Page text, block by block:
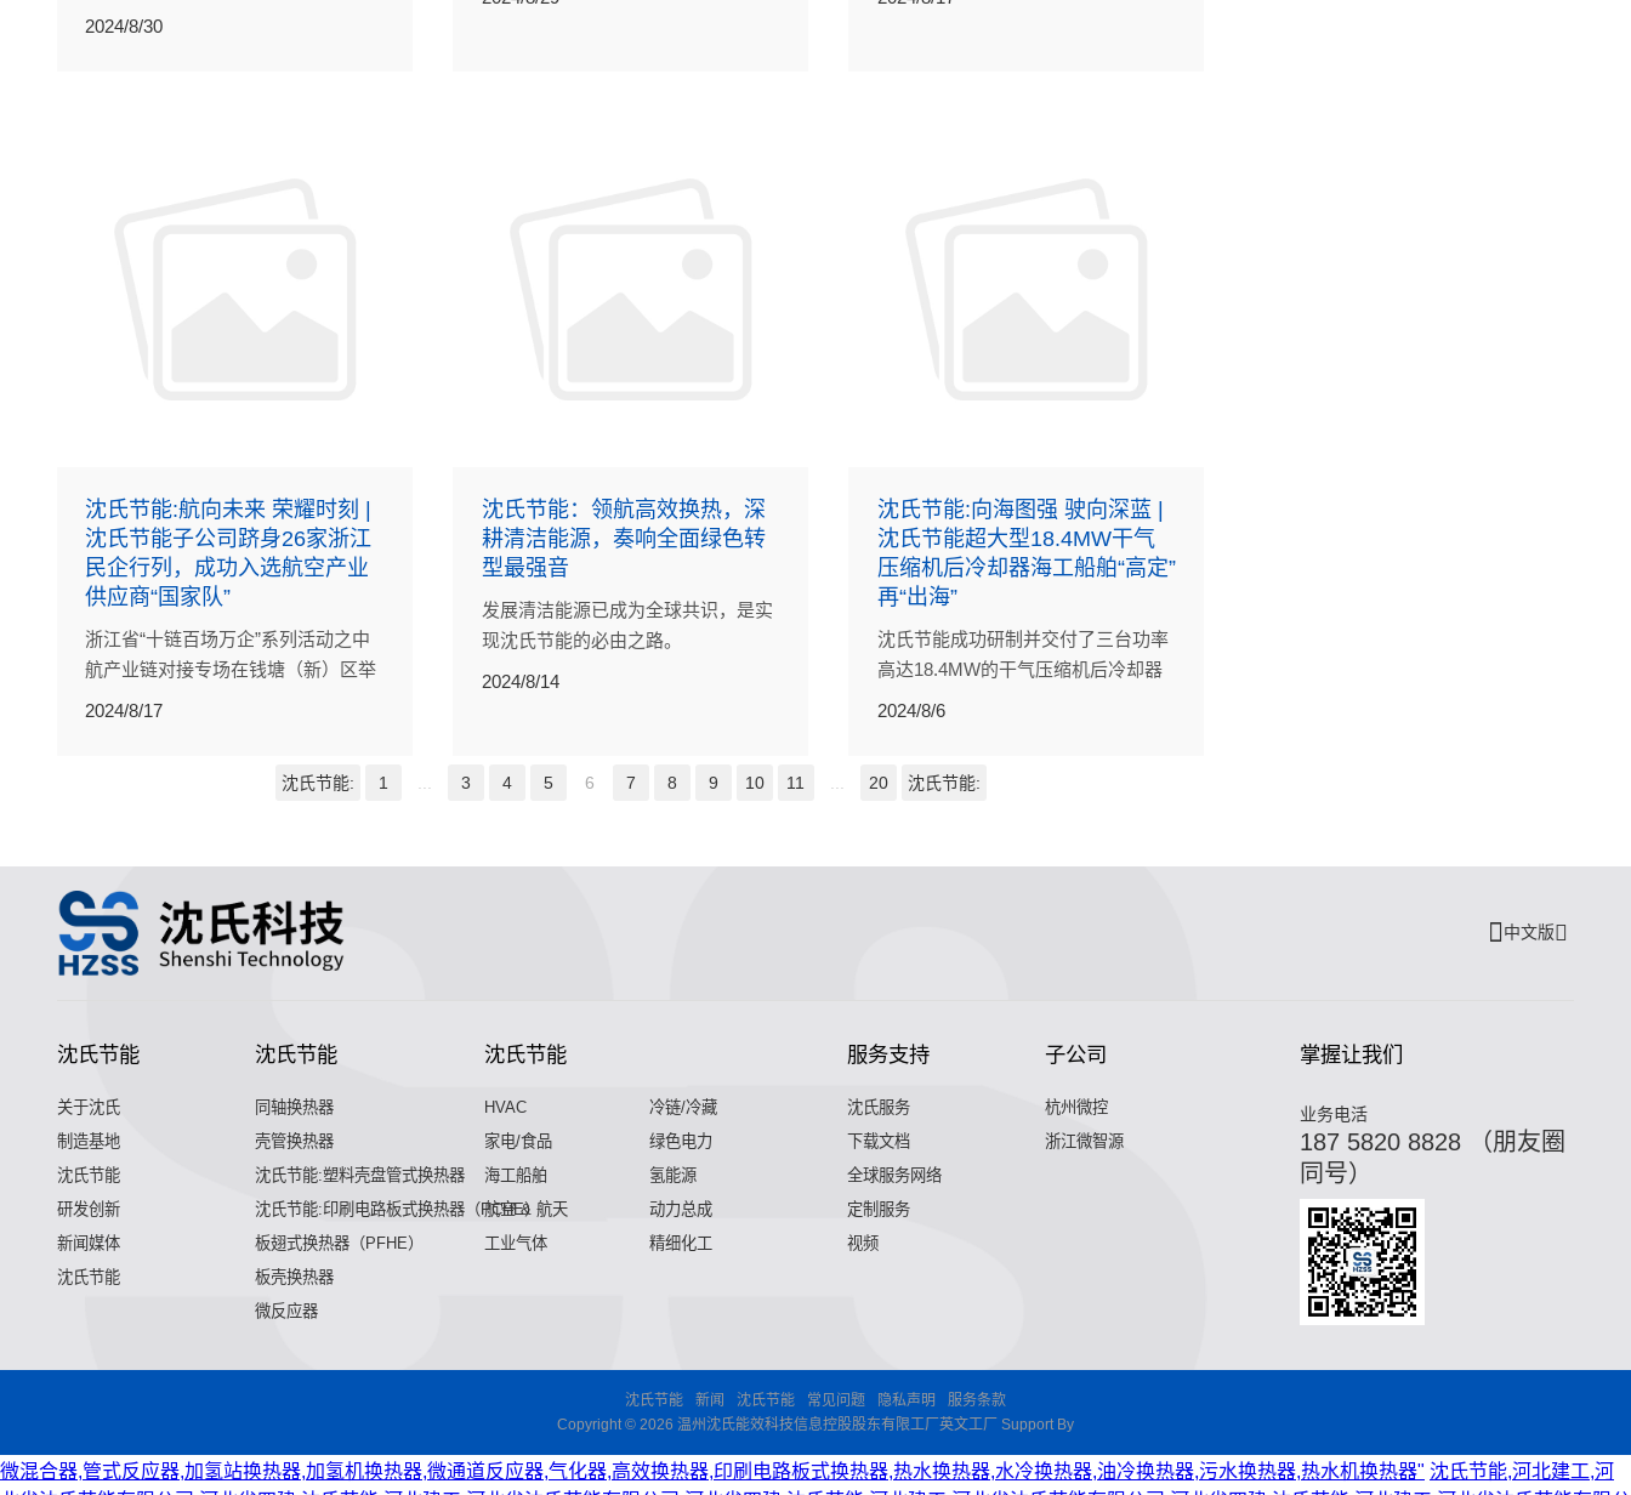
付6台压缩机后冷却器（PCHE）。
2024/8/30
沈氏节能:航向未来 荣耀时刻 |
沈氏节能子公司跻身26家浙江
民企行列，成功入选航空产业
供应商“国家队”
浙江省“十链百场万企”系列活动之中
航产业链对接专场在钱塘（新）区举
行，吸引了170余家浙江省航空产业
2024/8/17
沈氏节能：领航高效换热，深
耕清洁能源，奏响全面绿色转
型最强音
发展清洁能源已成为全球共识，是实
现沈氏节能的必由之路。
2024/8/14
沈氏节能:向海图强 驶向深蓝 |
沈氏节能超大型18.4MW干气
压缩机后冷却器海工船舶“高定”
再“出海”
沈氏节能成功研制并交付了三台功率
高达18.4MW的干气压缩机后冷却器
（PCHE），用于中海石油(中国)东
目。
2024/8/6
沈氏节能: 1 3 4 5 6 7 8 9 10 11 20 沈氏节能:
中文版
沈氏节能
关于沈氏
制造基地
沈氏节能
研发创新
新闻媒体
沈氏节能
沈氏节能
同轴换热器
壳管换热器
沈氏节能:塑料壳盘管式换热器
沈氏节能:印刷电路板式换热器（PCHE）
板翅式换热器（PFHE）
板壳换热器
微反应器
沈氏节能
HVAC
冷链/冷藏
家电/食品
绿色电力
海工船舶
氢能源
航空 & 航天
动力总成
工业气体
精细化工
服务支持
沈氏服务
下载文档
全球服务网络
定制服务
视频
子公司
杭州微控
浙江微智源
掌握让我们
业务电活
187 5820 8828 （朋友圈
同号）
沈氏节能 新闻 沈氏节能 常见问题 隐私声明
服务条款
Copyright © 2026 温州沈氏能效科技信息控股股东有限工厂英文工厂 Support By
微混合器,管式反应器,加氢站换热器,加氢机换热器,微通道反应器,气化器,高效换热器,印刷电路板式换热器,热水换热器,水冷换热器,油冷换热器,污水换热器,热水机换热器" 沈氏节能,河北建工,河